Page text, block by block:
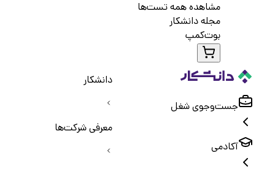
مشاهده همه تست‌ها
مجله دانشکار
بوت‌کمپ
جست‌و‌جوی شغل
آکادمی
دانشکار
معرفی شرکت‌ها